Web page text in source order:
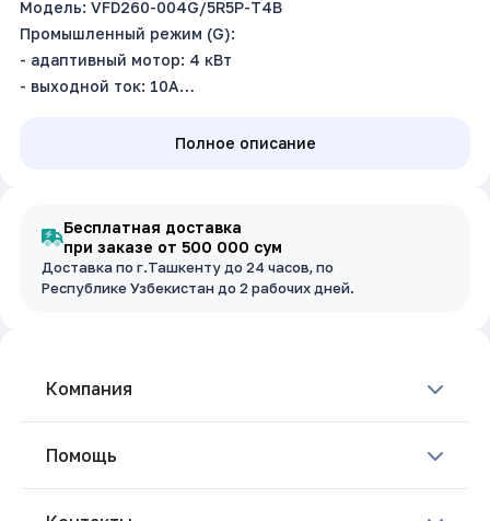
Модель: VFD260-004G/5R5P-T4B
Промышленный режим (G):
- адаптивный мотор: 4 кВт
- выходной ток: 10А
- адаптивный мотор: 5.5 кВтПолное описание
Бесплатная доставка
при заказе от 500 000 сум
Доставка по г.Ташкенту до 24 часов, по
Республике Узбекистан до 2 рабочих дней.
Компания
Помощь